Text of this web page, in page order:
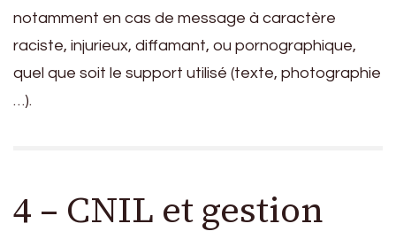
notamment en cas de message à caractère
raciste, injurieux, diffamant, ou pornographique,
quel que soit le support utilisé (texte, photographie
…).
4 – CNIL et gestion